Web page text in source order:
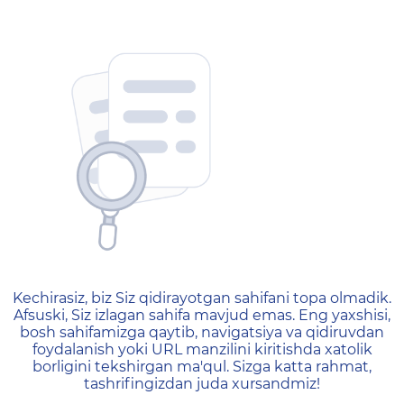
404 — Страница не
Kechirasiz, biz Siz qidirayotgan sahifani topa olmadik.
Afsuski, Siz izlagan sahifa mavjud emas. Eng yaxshisi,
bosh sahifamizga qaytib, navigatsiya va qidiruvdan
foydalanish yoki URL manzilini kiritishda xatolik
borligini tekshirgan ma'qul. Sizga katta rahmat,
tashrifingizdan juda xursandmiz!